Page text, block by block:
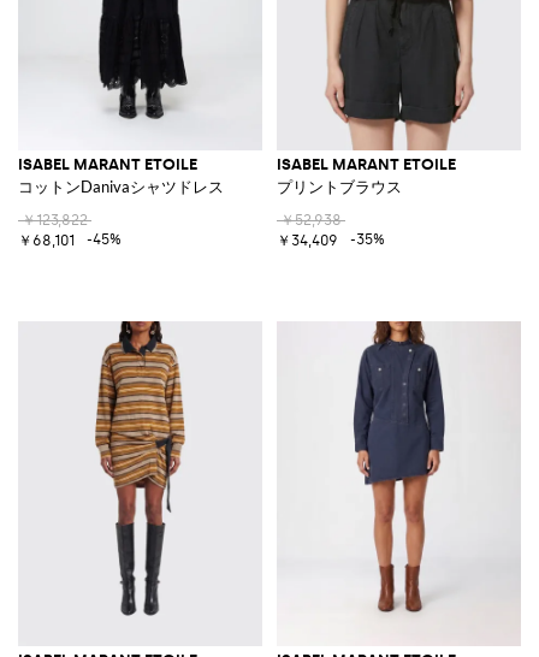
ISABEL MARANT ETOILE
コットンDanivaシャツドレス
￥123,822
￥68,101
-45%
ISABEL MARANT ETOILE
プリントブラウス
￥52,938
￥34,409
-35%